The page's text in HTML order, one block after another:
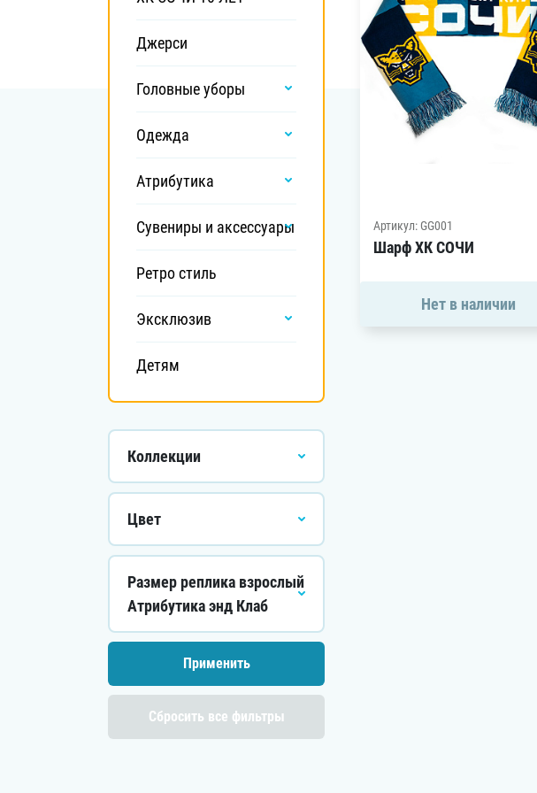
Локомотив
Шанхайские Драконы
Амур
Барыс
Салават Юлаев
Сибирь
Джерси
Головные уборы
Одежда
Атрибутика
Сувениры и аксессуары
Ретро стиль
Эксклюзив
Детям
Коллекции
Цвет
Размер реплика взрослый
Атрибутика энд Клаб
Сбросить все фильтры
Артикул: GG001
Шарф ХК СОЧИ
Нет в наличии